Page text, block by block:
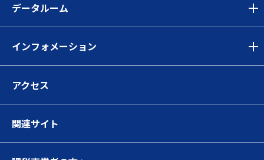
データルーム
インフォメーション
アクセス
関連サイト